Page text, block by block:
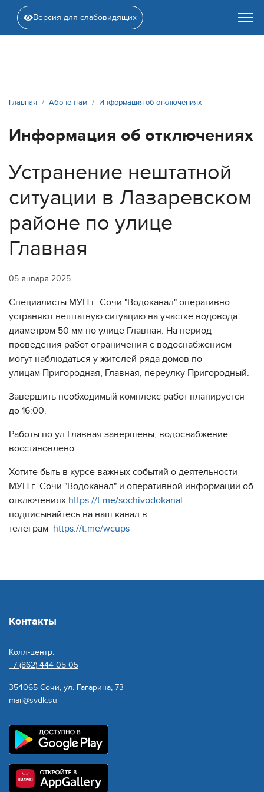
Версия для слабовидящих
Главная Абонентам Информация об отключениях
Информация об отключениях
Устранение нештатной
ситуации в Лазаревском
районе по улице
Главная
05 января 2025
Специалисты МУП г. Сочи "Водоканал" оперативно
устраняют нештатную ситуацию на участке водовода
диаметром 50 мм по улице Главная. На период
проведения работ ограничения с водоснабжением
могут наблюдаться у жителей ряда домов по
улицам Пригородная, Главная, переулку Пригородный.
Завершить необходимый комплекс работ планируется
до 16:00.
Работы по ул Главная завершены, водоснабжение
восстановлено.
Хотите быть в курсе важных событий о деятельности
МУП г. Сочи "Водоканал" и оперативной информации об
отключениях https://t.me/sochivodokanal -
подписывайтесь на наш канал в
телеграм https://t.me/wcups
Контакты
Колл-центр:
+7 (862) 444 05 05
354065 Сочи, ул. Гагарина, 73
mail@svdk.su